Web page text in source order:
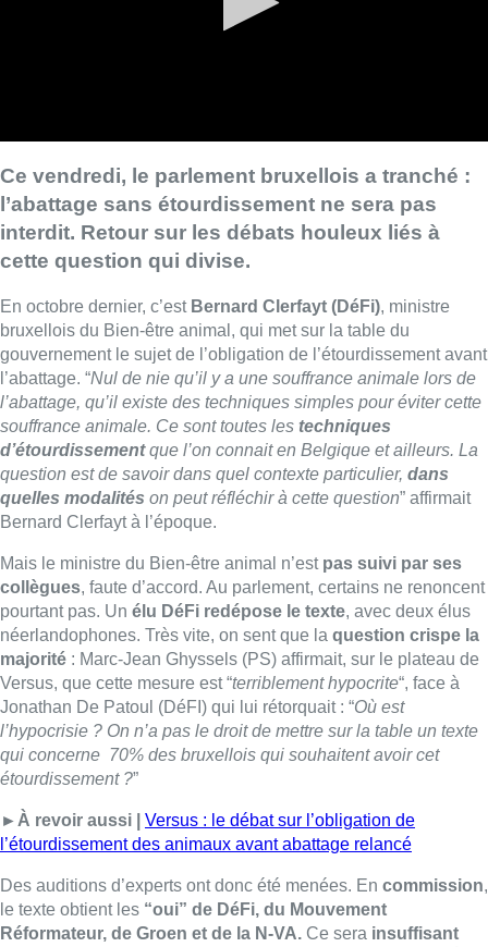
Ce vendredi, le parlement bruxellois a tranché :
l’abattage sans étourdissement ne sera pas
interdit. Retour sur les débats houleux liés à
cette question qui divise.
En octobre dernier, c’est Bernard Clerfayt (DéFi), ministre
bruxellois du Bien-être animal, qui met sur la table du
gouvernement le sujet de l’obligation de l’étourdissement avant
l’abattage. “Nul de nie qu’il y a une souffrance animale lors de
l’abattage, qu’il existe des techniques simples pour éviter cette
souffrance animale. Ce sont toutes les techniques
d’étourdissementque l’on connait en Belgique et ailleurs. La
question est de savoir dans quel contexte particulier, dans
quelles modalités on peut réfléchir à cette question” affirmait
Bernard Clerfayt à l’époque.
Mais le ministre du Bien-être animal n’est pas suivi par ses
collègues, faute d’accord. Au parlement, certains ne renoncent
pourtant pas. Un élu DéFi redépose le texte, avec deux élus
néerlandophones. Très vite, on sent que la question crispe la
majorité : Marc-Jean Ghyssels (PS) affirmait, sur le plateau de
Versus, que cette mesure est “terriblement hypocrite“, face à
Jonathan De Patoul (DéFI) qui lui rétorquait : “Où est
l’hypocrisie ? On n’a pas le droit de mettre sur la table un texte
qui concerne 70% des bruxellois qui souhaitent avoir cet
étourdissement ?”
►À revoir aussi |
Versus : le débat sur l’obligation de
l’étourdissement des animaux avant abattage relancé
Des auditions d’experts ont donc été menées. En commission,
le texte obtient les “oui” de DéFi, du Mouvement
Réformateur, de Groen et de la N-VA. Ce sera insuffisant